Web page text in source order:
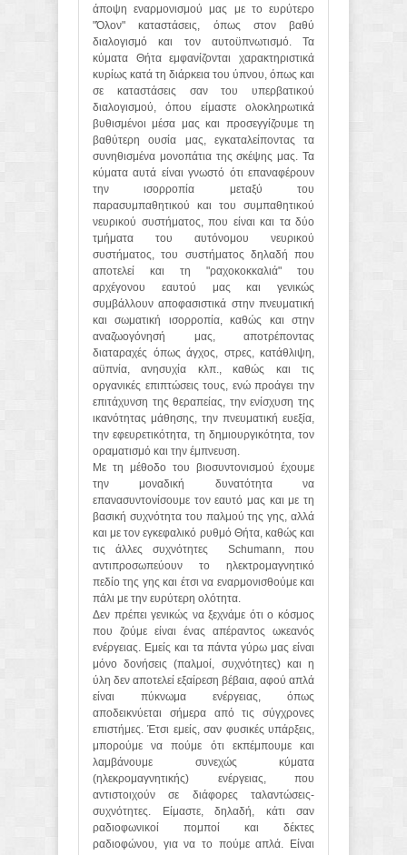
άποψη εναρμονισμού μας με το ευρύτερο
"Όλον" καταστάσεις, όπως στον βαθύ
διαλογισμό και τον αυτοϋπνωτισμό. Τα
κύματα Θήτα εμφανίζονται χαρακτηριστικά
κυρίως κατά τη διάρκεια του ύπνου, όπως και
σε καταστάσεις σαν του υπερβατικού
διαλογισμού, όπου είμαστε ολοκληρωτικά
βυθισμένοι μέσα μας και προσεγγίζουμε τη
βαθύτερη ουσία μας, εγκαταλείποντας τα
συνηθισμένα μονοπάτια της σκέψης μας. Τα
κύματα αυτά είναι γνωστό ότι επαναφέρουν
την ισορροπία μεταξύ του
παρασυμπαθητικού και του συμπαθητικού
νευρικού συστήματος, που είναι και τα δύο
τμήματα του αυτόνομου νευρικού
συστήματος, του συστήματος δηλαδή που
αποτελεί και τη "ραχοκοκκαλιά" του
αρχέγονου εαυτού μας και γενικώς
συμβάλλουν αποφασιστικά στην πνευματική
και σωματική ισορροπία, καθώς και στην
αναζωογόνησή μας, αποτρέποντας
διαταραχές όπως άγχος, στρες, κατάθλιψη,
αϋπνία, ανησυχία κλπ., καθώς και τις
οργανικές επιπτώσεις τους, ενώ προάγει την
επιτάχυνση της θεραπείας, την ενίσχυση της
ικανότητας μάθησης, την πνευματική ευεξία,
την εφευρετικότητα, τη δημιουργικότητα, τον
οραματισμό και την έμπνευση.
Με τη μέθοδο του βιοσυντονισμού έχουμε
την μοναδική δυνατότητα να
επανασυντονίσουμε τον εαυτό μας και με τη
βασική συχνότητα του παλμού της γης, αλλά
και με τον εγκεφαλικό ρυθμό Θήτα, καθώς και
τις άλλες συχνότητες Schumann, που
αντιπροσωπεύουν το ηλεκτρομαγνητικό
πεδίο της γης και έτσι να εναρμονισθούμε και
πάλι με την ευρύτερη ολότητα.
Δεν πρέπει γενικώς να ξεχνάμε ότι ο κόσμος
που ζούμε είναι ένας απέραντος ωκεανός
ενέργειας. Εμείς και τα πάντα γύρω μας είναι
μόνο δονήσεις (παλμοί, συχνότητες) και η
ύλη δεν αποτελεί εξαίρεση βέβαια, αφού απλά
είναι πύκνωμα ενέργειας, όπως
αποδεικνύεται σήμερα από τις σύγχρονες
επιστήμες. Έτσι εμείς, σαν φυσικές υπάρξεις,
μπορούμε να πούμε ότι εκπέμπουμε και
λαμβάνουμε συνεχώς κύματα
(ηλεκρομαγνητικής) ενέργειας, που
αντιστοιχούν σε διάφορες ταλαντώσεις-
συχνότητες. Είμαστε, δηλαδή, κάτι σαν
ραδιοφωνικοί πομποί και δέκτες
ραδιοφώνου, για να το πούμε απλά. Είναι